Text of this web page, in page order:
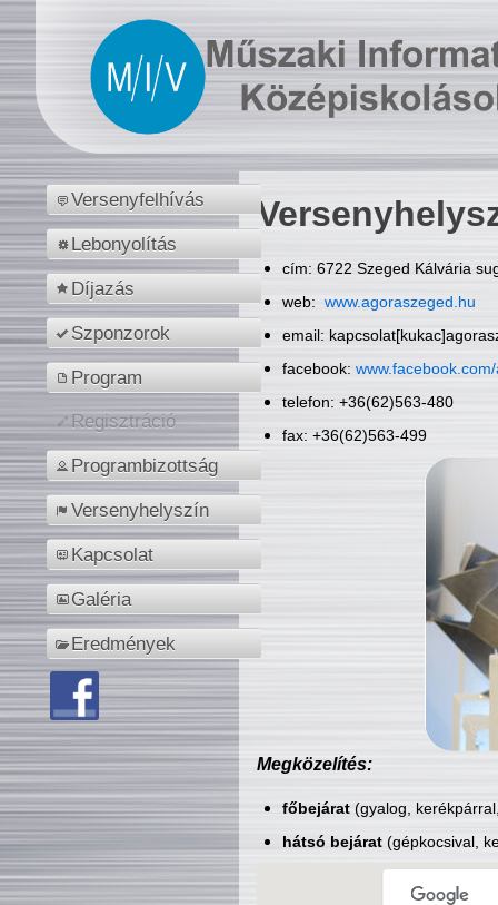
Versenyfelhívás
Lebonyolítás
Díjazás
Szponzorok
Program
Regisztráció
Programbizottság
Versenyhelyszín
Kapcsolat
Galéria
Eredmények
cím: 6722 Szeged Kálvária
web: www.agoraszeged.hu
email:
facebook:
telefon: +36(62)563-480
fax: +36(62)563-499
Megközelítés:
főbejárat(gyalog,
hátsó bejárat(gépkocsival,